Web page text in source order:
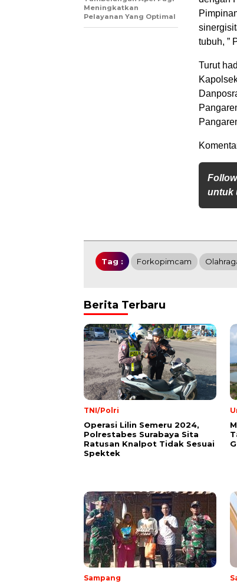
tubuh, ”
Turut
untuk
Meningkatkan
Pelayanan Yang Optimal
Tag : Forkopimcam
Berita Terbaru
TNI/Polri
Operasi Lilin Semeru 2024,
Polrestabes Surabaya Sita
Ratusan Knalpot Tidak Sesuai
Spektek
Sampang